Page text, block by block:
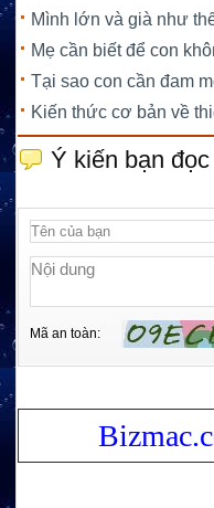
Mình lớn và già như
Mẹ cần biết để con
Tại sao con cần đam
Kiến thức cơ bản về
Ý kiến bạn đọc
Mã an toàn: